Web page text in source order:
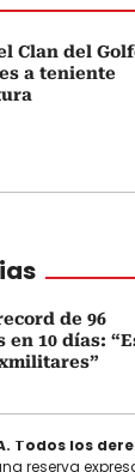
Clan del
a teniente
de 96
10 días:
Todos los
reserva